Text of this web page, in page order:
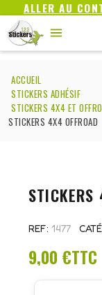
ALLER AU
ACCUEIL
STICKERS ADHÉSIF
STICKERS 4X4 ET
STICKERS 4X4 OFFROAD
STICKERS
REF 1477
9,00 €TTC